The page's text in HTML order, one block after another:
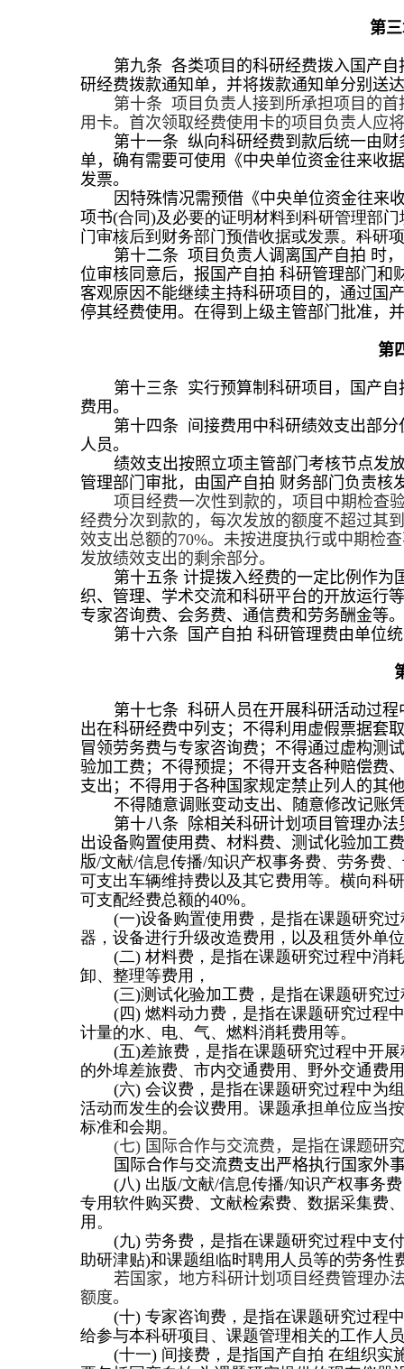
第
第九条 各类项目的科研经费拨入国产
研经费拨款通知单，并将拨款通知单分别送
第十条 项目负责人接到所承担项目的
用卡。首次领取经费使用卡的项目负责人应
第十一条纵向科研经费到款后统一由
单，确有需要可使用 《中央单位资金往来收据
发票。
因特殊情况需预借 《中央单位资金往来
项书(合同 )及必要的证明材料到科研管理部
门审核后到财务部门预借收据或发票。科研
第十二条 项目负责人调离国产自拍 时
位审核同意后，报国产自拍 科研管理部门和
客观原因不能继续主持科研项目的， 通过国
停其经费使用。在得到上级主管部门批准，
第
第十三条 实行预算制科研项目，国产
费用。
第十四条 间接费用中科研绩效支出部
人员。
绩效支出按照立项主管部门考核节点发
管理部门 审批，由国产自拍 财务部门负责核
项目经费一次性到款的，项目中期检查
经费分次到款的，每次发放的额度不超过其
效支出总额的70%。未按进度执行或中期检
发放绩效支出的剩余部分。
第十五条计提拨入经费的一定比例作为
织、管理、学术交流和科研平台的开放运行
专家咨询费、会务费、通信费和劳务酬金等。
第十六条 国产自拍科研管理费由单位
第十七条 科研人员在开展科研活动过
出在科研经费中列支；不得利用虚假票据套
冒领劳务费与专家咨询费；不得通过虚构测
验加工费；不得预提 ； 不得开支各种赔偿费
支出；不得用于各种国家规定禁止列人的其
不得随意调账变动支出、
随意修改记账
第十八条 除相关科研计划项目管理办
出设备购置使用费、材料费、测试化验加工
版/文献/信息传播/知识产权事务费、劳务费
可支出车辆维持费以及其它费用等。横向科
可支配经费总额的40%。
(一)设备购置使用费，是指在课题研究
器，设备进行升级改造费用，以及租赁外单
(二)材料费，是指在课题研究过程中消
卸、整理等费用，
(三)测试化验加工费，是指在课题研究
(四)燃料动力费，是指在课题研究过程
计量的水、电、气、燃料消耗费用等。
(五)差旅费，是指在课题研究过程中开
的外埠差旅费、市内交通费用、野外交通费
(六)会议费，是指在课题研究过程中为
活动而发生的会议费用。课题承担单位应当
标准和会期。
(七) 国际合作与交流费，是指在课题研
国际合作与交流费支出严格执行国家外
(八) 出版/文献/信息传播/知识产权事务
专用软件购买费、 文献检索费、数据采集费
用。
(九)劳务费，是指在课题研究过程中支
助研津贴)和课题组临时聘用人员等的劳务性
若国家，地方科研计划项目经费管理办
额度。
(十)专家咨询费，是指在课题研究过程
给参与本科研项目、课题管理相关的工作人
(十一) 间接费，是指国产自拍 在组织实